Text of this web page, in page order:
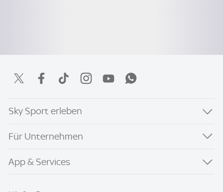
Sky Sport erleben
Für Unternehmen
App & Services